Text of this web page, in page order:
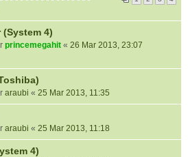
4)
princemegahit « 26 Mar 2013, 23:07
araubi « 25 Mar 2013, 11:35
araubi « 25 Mar 2013, 11:18
4)